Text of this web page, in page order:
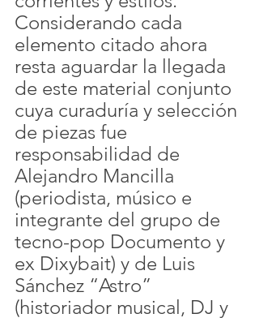
Considerando cada
elemento citado ahora
resta aguardar la llegada
de este material conjunto
cuya curaduría y selección
de piezas fue
responsabilidad de
Alejandro Mancilla
(periodista, músico e
integrante del grupo de
tecno-pop Documento y
ex Dixybait) y de Luis
Sánchez “Astro”
(historiador musical, DJ y